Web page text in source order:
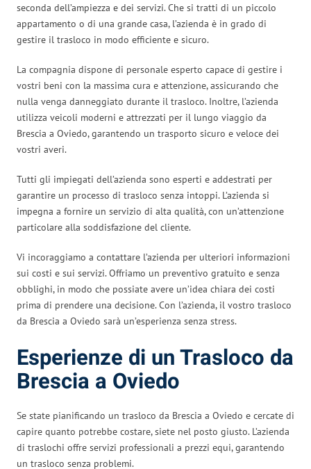
seconda dell’ampiezza e dei servizi. Che si tratti di un piccolo
appartamento o di una grande casa, l’azienda è in grado di
gestire il trasloco in modo efficiente e sicuro.
La compagnia dispone di personale esperto capace di gestire i
vostri beni con la massima cura e attenzione, assicurando che
nulla venga danneggiato durante il trasloco. Inoltre, l’azienda
utilizza veicoli moderni e attrezzati per il lungo viaggio da
Brescia a Oviedo, garantendo un trasporto sicuro e veloce dei
vostri averi.
Tutti gli impiegati dell’azienda sono esperti e addestrati per
garantire un processo di trasloco senza intoppi. L’azienda si
impegna a fornire un servizio di alta qualità, con un’attenzione
particolare alla soddisfazione del cliente.
Vi incoraggiamo a contattare l’azienda per ulteriori informazioni
sui costi e sui servizi. Offriamo un preventivo gratuito e senza
obblighi, in modo che possiate avere un’idea chiara dei costi
prima di prendere una decisione. Con l’azienda, il vostro trasloco
da Brescia a Oviedo sarà un’esperienza senza stress.
Esperienze di un Trasloco da
Brescia a Oviedo
Se state pianificando un trasloco da Brescia a Oviedo e cercate di
capire quanto potrebbe costare, siete nel posto giusto. L’azienda
di traslochi offre servizi professionali a prezzi equi, garantendo
un trasloco senza problemi.